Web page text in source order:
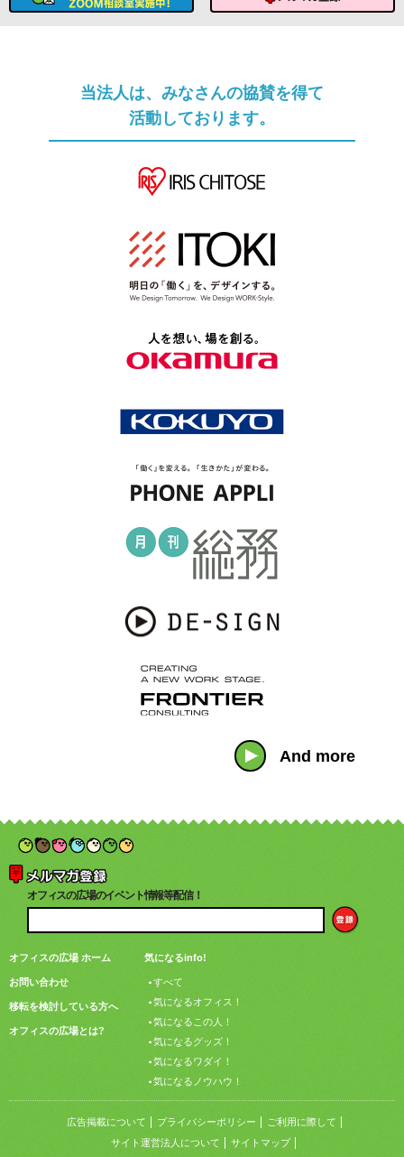
当法人は、みなさんの協賛を得て
活動しております。
And more
オフィスの広場のイベント情報等配信！
オフィスの広場 ホーム
お問い合わせ
移転を検討している方へ
オフィスの広場とは?
気になるinfo!
すべて
気になるオフィス！
気になるこの人！
気になるグッズ！
気になるワダイ！
気になるノウハウ！
広告掲載について プライバシーポリシー
ご利用に際して
サイト運営法人について
サイトマップ